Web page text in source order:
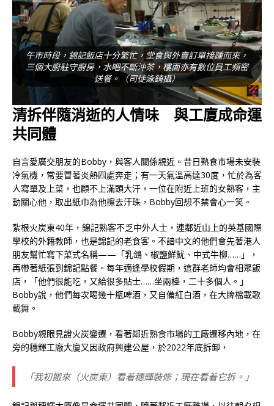
午市時段，錦記飯店十分繁忙，堂食與外賣訂單接踵而來，
三個大廚駐守廚房，水吧不斷沖茶，樓面亦有數位員工頻密
送餐。（司徒泳錡攝）
清拆伴隨消逝的人情味 與工廈成命運
共同體
自言愛廣交朋友的Bobby，與客人關係親近。昔日熟食市場未安裝
冷氣機，常要冒著炎熱四處奔走；有一天氣溫高達30度，忙於為客
人寫單及上菜，也顧不上滿頭大汗，一位在附近上班的女熟客，主
動關心他，取出紙巾為他擦去汗珠，Bobby回想不禁會心一笑。
紮根火炭東40年，錦記熟客不乏中外人士，連鄰近山上的英基國際
學校的外籍教師，也是錦記的老食客。不諳中文的他們會先著港人
朋友幫忙寫下菜式名稱——「乳鴿、椒鹽鮮魷、中式牛柳……」，
再帶著紙張到錦記點餐。每年適逢學校假期，這群老師均會相聚飯
店，「他們很能吃，又給很多貼士……坐兩檯，二十多個人。」
Bobby說，他們每次喝幾十瓶啤酒，又自備紅白酒，在大牌檔載歌
載舞。
Bobby親眼見證火炭變遷，看著鄰近熟食市場的工廠遷移內地，在
旁的穗輝工廠大廈又因政府興建公屋，於2022年底拆卸，
「我初搬來（火炭東）看着穗輝裝修；現在看着它拆。」